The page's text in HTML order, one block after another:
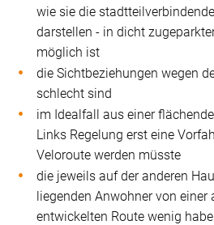
wie sie die
darstellen - in dicht
möglich ist
die Sichtbeziehungen wegen
schlecht sind
im Idealfall aus einer
Links Regelung erst eine
Veloroute werden müsste
die jeweils auf der anderen
liegenden Anwohner von einer
entwickelten Route wenig